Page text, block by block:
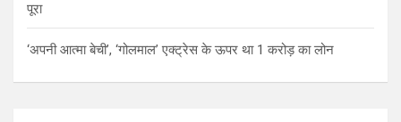
पूरा
‘अपनी आत्मा बेची’, ‘गोलमाल’ एक्ट्रेस के ऊपर था 1 करोड़ का लोन